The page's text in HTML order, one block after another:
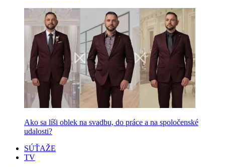
Ako sa líši oblek na svadbu, do práce a na spoločenské
udalosti?
SÚŤAŽE
TV